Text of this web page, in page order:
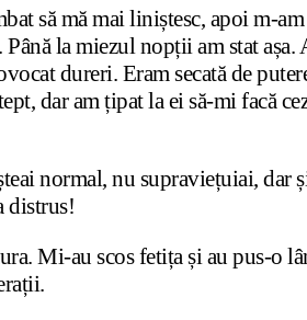
să mă mai liniștesc, apoi m-
la miezul nopții am stat așa.
dureri. Eram secată de
dar am țipat la ei să-mi facă
normal, nu supraviețuiai, dar
distrus!
Mi-au scos fetița și au pus-o